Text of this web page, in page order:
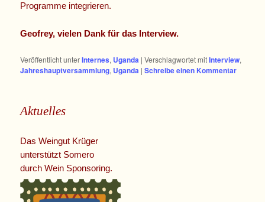
Programme integrieren.
Geofrey, vielen Dank für das Interview.
Veröffentlicht unterInternes, Uganda |Verschlagwortet mitInterview,
Jahreshauptversammlung, Uganda |Schreibe einen Kommentar
Aktuelles
Das Weingut Krüger
unterstützt Somero
durch Wein Sponsoring.